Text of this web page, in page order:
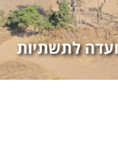
תת"ל 122 לוועדה לתשתיות